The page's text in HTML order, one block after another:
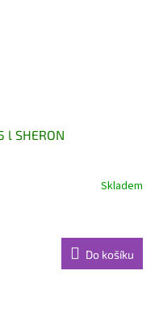
SHERON
Skladem
Do košíku